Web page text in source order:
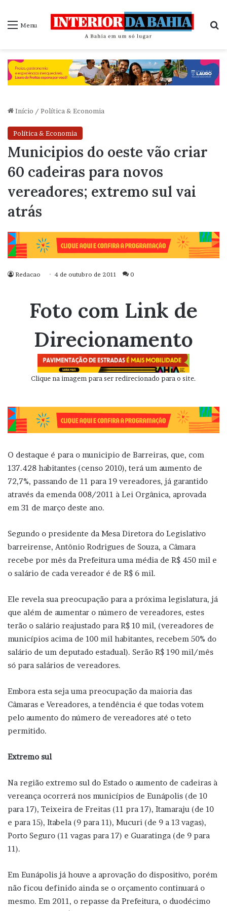
Menu
Início / Política & Economia
Política & Economia
Municipios do oeste vão criar
60 cadeiras para novos
vereadores; extremo sul vai
atrás
Redacao 4 de outubro de 2011 0
Foto com Link de
Direcionamento
Clique na imagem para ser redirecionado para o site.
O destaque é para o municipio de Barreiras, que, com
137.428 habitantes (censo 2010), terá um aumento de
72,7%, passando de 11 para 19 vereadores, já garantido
através da emenda 008/2011 à Lei Orgânica, aprovada
em 31 de março deste ano.
Segundo o presidente da Mesa Diretora do Legislativo
barreirense, Antônio Rodrigues de Souza, a Câmara
recebe por mês da Prefeitura uma média de R$ 450 mil e
o salário de cada vereador é de R$ 6 mil.
Ele revela sua preocupação para a próxima legislatura, já
que além de aumentar o número de vereadores, estes
terão o salário reajustado para R$ 10 mil, (vereadores de
municípios acima de 100 mil habitantes, recebem 50% do
salário de um deputado estadual). Serão R$ 190 mil/mês
só para salários de vereadores.
Embora esta seja uma preocupação da maioria das
Câmaras e Vereadores, a tendência é que todas votem
pelo aumento do número de vereadores até o teto
permitido.
Extremo sul
Na região extremo sul do Estado o aumento de cadeiras à
vereança ocorrerá nos municípios de Eunápolis (de 10
para 17), Teixeira de Freitas (11 pra 17), Itamaraju (de 10
e para 15), Itabela (9 para 11), Mucuri (de 9 a 13 vagas),
Porto Seguro (11 vagas para 17) e Guaratinga (de 9 para
11).
Em Eunápolis já houve a aprovação do dispositivo, porém
não ficou definido ainda se o orçamento continuará o
mesmo. Em 2011, o repasse da Prefeitura, o duodécimo